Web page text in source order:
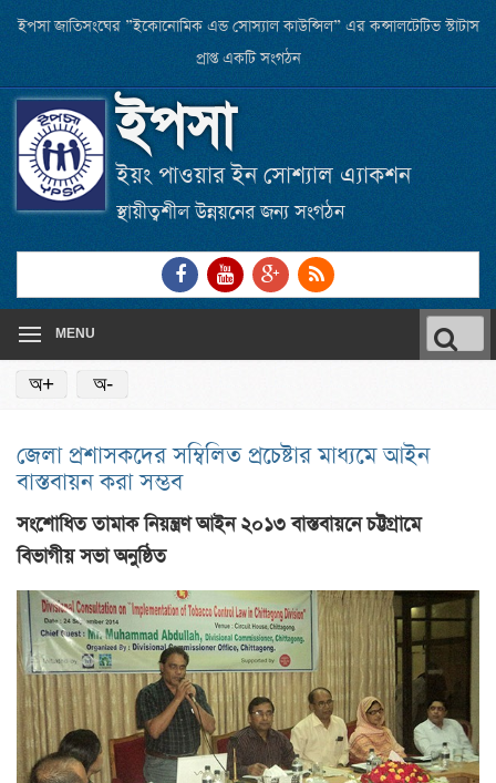
Skip
main
content
ইপসা জাতিসংঘের ”ইকোনোমিক এন্ড সোস্যাল কাউন্সিল” এর কন্সালটেটিভ স্টাটাস
প্রাপ্ত একটি সংগঠন
ইপসা
ইয়ং পাওয়ার ইন সোশ্যাল এ্যাকশন
স্থায়ীত্বশীল উন্নয়নের জন্য সংগঠন
Link
to
Facebook
Link
to
Youtube
Link
to
Google
RSS
Feed
MENU
for:
অ+ অ-
জেলা প্রশাসকদের সম্বিলিত প্রচেষ্টার মাধ্যমে আইন
বাস্তবায়ন করা সম্ভব
সংশোধিত তামাক নিয়ন্ত্রণ আইন ২০১৩ বাস্তবায়নে চট্টগ্রামে
বিভাগীয় সভা অনুষ্ঠিত